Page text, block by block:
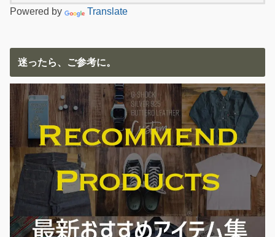
Powered by Translate
迷ったら、ご参考に。